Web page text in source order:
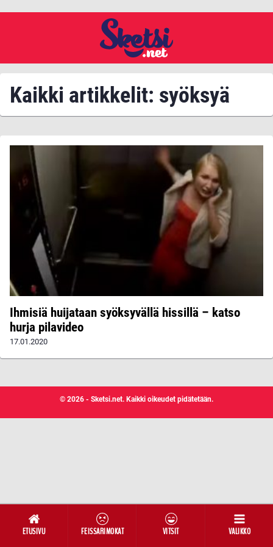
ETUSIVU FEISSARIMOKAT VITSIT VALIKKO
Kaikki artikkelit: syöksyä
Ihmisiä huijataan syöksyvällä hissillä – katso
hurja pilavideo
17.01.2020
© 2026 - Sketsi.net. Kaikki oikeudet pidätetään.